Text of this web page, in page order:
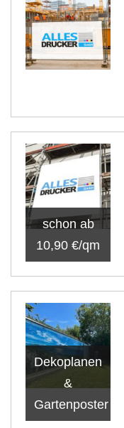
schon ab
10,90 €/qm
Dekoplanen
&
Gartenposter